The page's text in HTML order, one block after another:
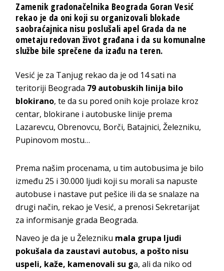
Zamenik gradonačelnika Beograda Goran Vesić
rekao je da oni koji su organizovali blokade
saobraćajnica nisu poslušali apel Grada da ne
ometaju redovan život građana i da su komunalne
službe bile sprečene da izađu na teren.
Vesić je za Tanjug rekao da je od 14 sati na
teritoriji Beograda 79 autobuskih linija bilo
blokirano, te da su pored onih koje prolaze kroz
centar, blokirane i autobuske linije prema
Lazarevcu, Obrenovcu, Borči, Batajnici, Železniku,
Pupinovom mostu…
Prema našim procenama, u tim autobusima je bilo
između 25 i 30.000 ljudi koji su morali sa napuste
autobuse i nastave put pešice ili da se snalaze na
drugi način, rekao je Vesić, a prenosi Sekretarijat
za informisanje grada Beograda.
Naveo je da je u Železniku mala grupa ljudi
pokušala da zaustavi autobus, a pošto nisu
uspeli, kaže, kamenovali su ga, ali da niko od